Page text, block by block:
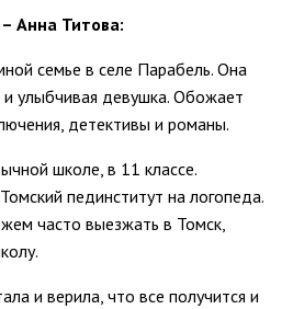
Анна Титова:
семье в селе Парабель. Она
улыбчивая девушка. Обожает
детективы и романы.
школе, в 11 классе.
пединститут на логопеда.
часто выезжать в Томск,
и верила, что все получится и